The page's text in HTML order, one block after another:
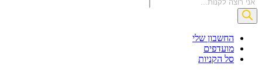
שלי‬
הקניות